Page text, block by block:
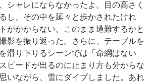
シャレにならなかったよ。目の高さく
し、その中を延々と歩かされたけれ
がかからない。このまま遭難するかと
影を振り返った。さらに、テーブルを
滑り下りるシーンでは「命綱はない
ピードが出るのに止まり方も分からな
いながら、雪にダイブしました。あれ